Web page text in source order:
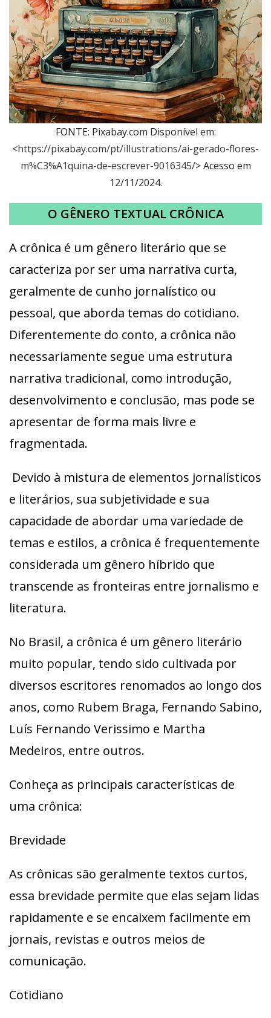
FONTE: Pixabay.com Disponível em:
<https://pixabay.com/pt/illustrations/ai-gerado-flores-
m%C3%A1quina-de-escrever-9016345/> Acesso em
12/11/2024.
O GÊNERO TEXTUAL CRÔNICA
A crônica é um gênero literário que se
caracteriza por ser uma narrativa curta,
geralmente de cunho jornalístico ou
pessoal, que aborda temas do cotidiano.
Diferentemente do conto, a crônica não
necessariamente segue uma estrutura
narrativa tradicional, como introdução,
desenvolvimento e conclusão, mas pode se
apresentar de forma mais livre e
fragmentada.
Devido à mistura de elementos jornalísticos
e literários, sua subjetividade e sua
capacidade de abordar uma variedade de
temas e estilos, a crônica é frequentemente
considerada um gênero híbrido que
transcende as fronteiras entre jornalismo e
literatura.
No Brasil, a crônica é um gênero literário
muito popular, tendo sido cultivada por
diversos escritores renomados ao longo dos
anos, como Rubem Braga, Fernando Sabino,
Luís Fernando Verissimo e Martha
Medeiros, entre outros.
Conheça as principais características de
uma crônica:
Brevidade
As crônicas são geralmente textos curtos,
essa brevidade permite que elas sejam lidas
rapidamente e se encaixem facilmente em
jornais, revistas e outros meios de
comunicação.
Cotidiano